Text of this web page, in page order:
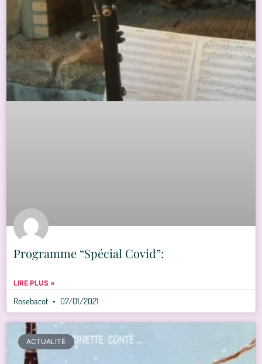
Programme “Spécial Covid”:
LIRE PLUS »
Rosebacot 07/01/2021
ACTUALITÉ